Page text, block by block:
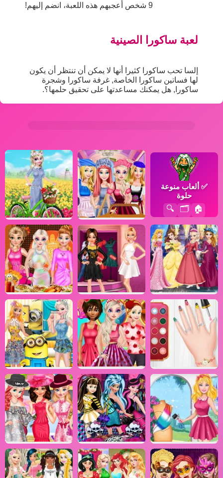
9 شخص أعجبهم هذه اللعبة، انضم إليهم!
لعبة ساكورا الصينية
إلسا تحب ساكورا كثيرا أنها لا يمكن أن تنتظر أن يكون
لها فساتين ساكورا الخاصة, غرفة ساكورا وشجرة
ساكورا, هل يمكنك مساعدتها على تحقيق حلمها؟.
✅ ألعاب منوعة
حلوة
🏠
🗂️
🔍